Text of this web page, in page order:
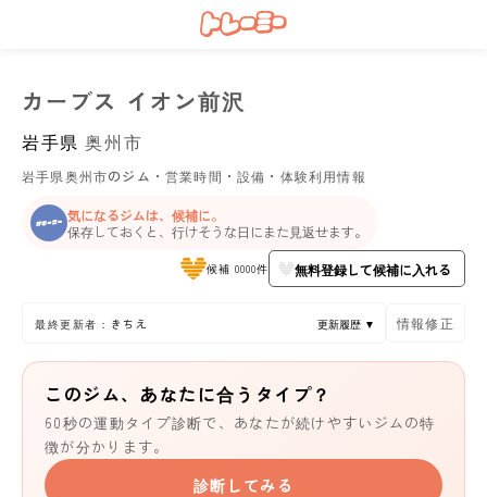
カーブス イオン前沢
岩手県 奥州市
岩手県奥州市のジム・営業時間・設備・体験利用情報
気になるジムは、候補に。
保存しておくと、行けそうな日にまた見返せます。
候補 0000件 無料登録して候補に入れる
最終更新者：きちえ 更新履歴 ▼ 情報修正
このジム、あなたに合うタイプ？
60秒の運動タイプ診断で、あなたが続けやすいジムの特
徴が分かります。
診断してみる